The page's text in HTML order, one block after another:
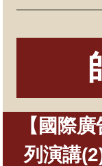
【國際
列演講